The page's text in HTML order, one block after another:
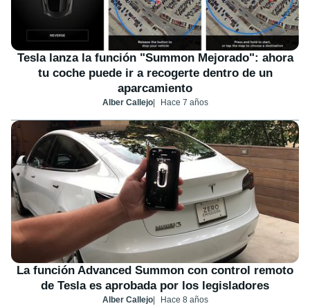
Tesla lanza la función "Summon Mejorado": ahora
tu coche puede ir a recogerte dentro de un
aparcamiento
Alber Callejo Hace 7 años
La función Advanced Summon con control remoto
de Tesla es aprobada por los legisladores
Alber Callejo Hace 8 años